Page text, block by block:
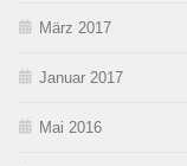
März 2017
Januar 2017
Mai 2016